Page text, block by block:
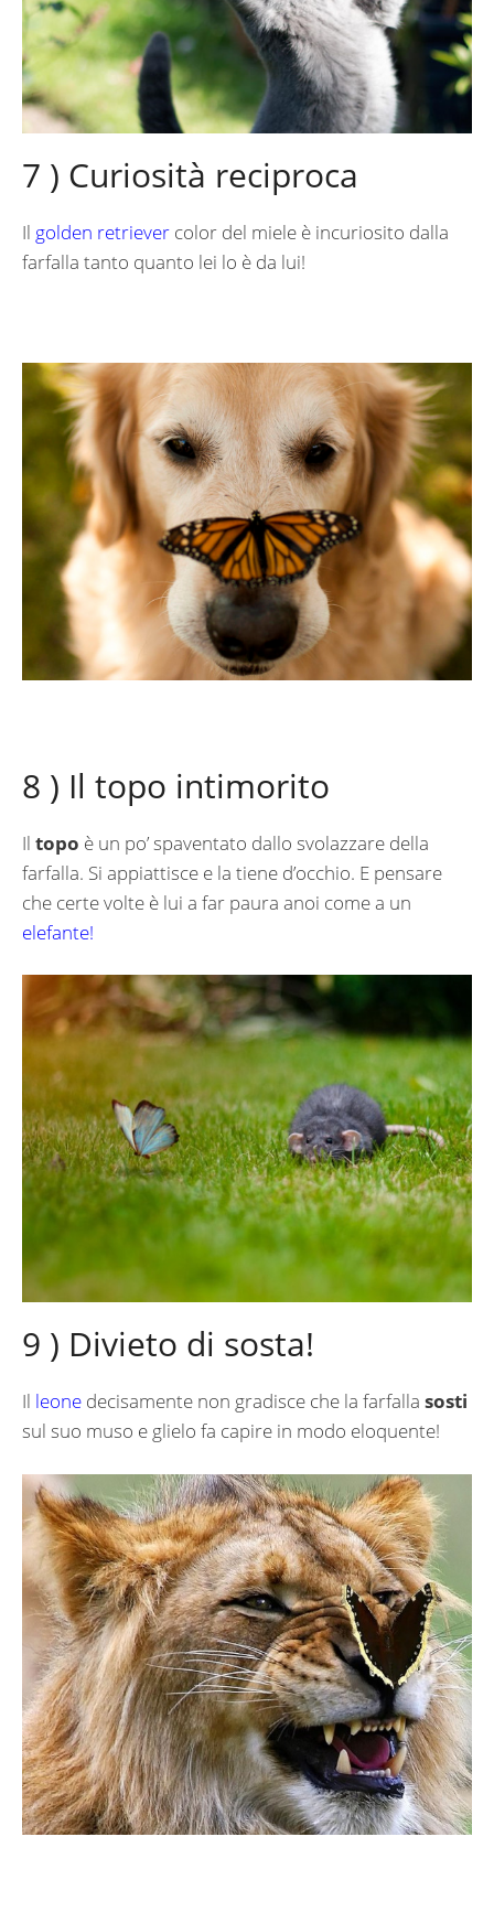
7 ) Curiosità reciproca
Il golden retriever color del miele è incuriosito dalla
farfalla tanto quanto lei lo è da lui!
8 ) Il topo intimorito
Il topo è un po’ spaventato dallo svolazzare della
farfalla. Si appiattisce e la tiene d’occhio. E pensare
che certe volte è lui a far paura anoi come a un
elefante!
9 ) Divieto di sosta!
Il leone decisamente non gradisce che la farfalla sosti
sul suo muso e glielo fa capire in modo eloquente!